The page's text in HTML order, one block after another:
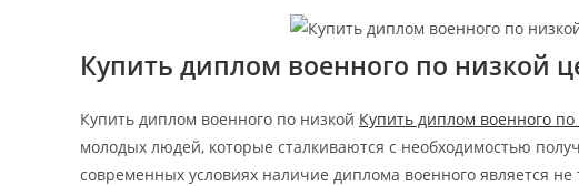
Купить диплом военного по низкой
Купить диплом военного по низкой Купить диплом военного
молодых людей, которые сталкиваются с необходимостью
современных условиях наличие диплома военного является